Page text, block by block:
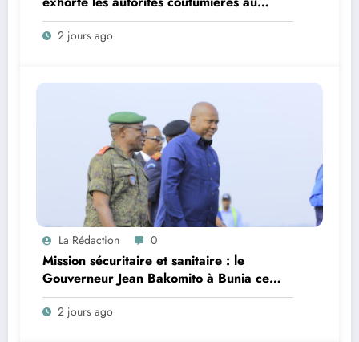
recensement et à l’identification de la
population en vue de renforcer la
2 jours ago
La Rédaction 0
Mission sécuritaire et sanitaire : le
Gouverneur Jean Bakomito à Bunia ce
vendredi
2 jours ago